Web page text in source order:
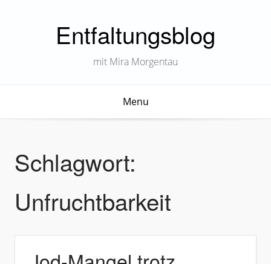
Entfaltungsblog
mit Mira Morgentau
Menu
Schlagwort:
Unfruchtbarkeit